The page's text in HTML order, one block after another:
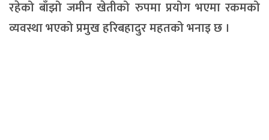
रहेको बाँझो जमीन खेतीको रुपमा प्रयोग भएमा रकमको
व्यवस्था भएको प्रमुख हरिबहादुर महतको भनाइ छ ।